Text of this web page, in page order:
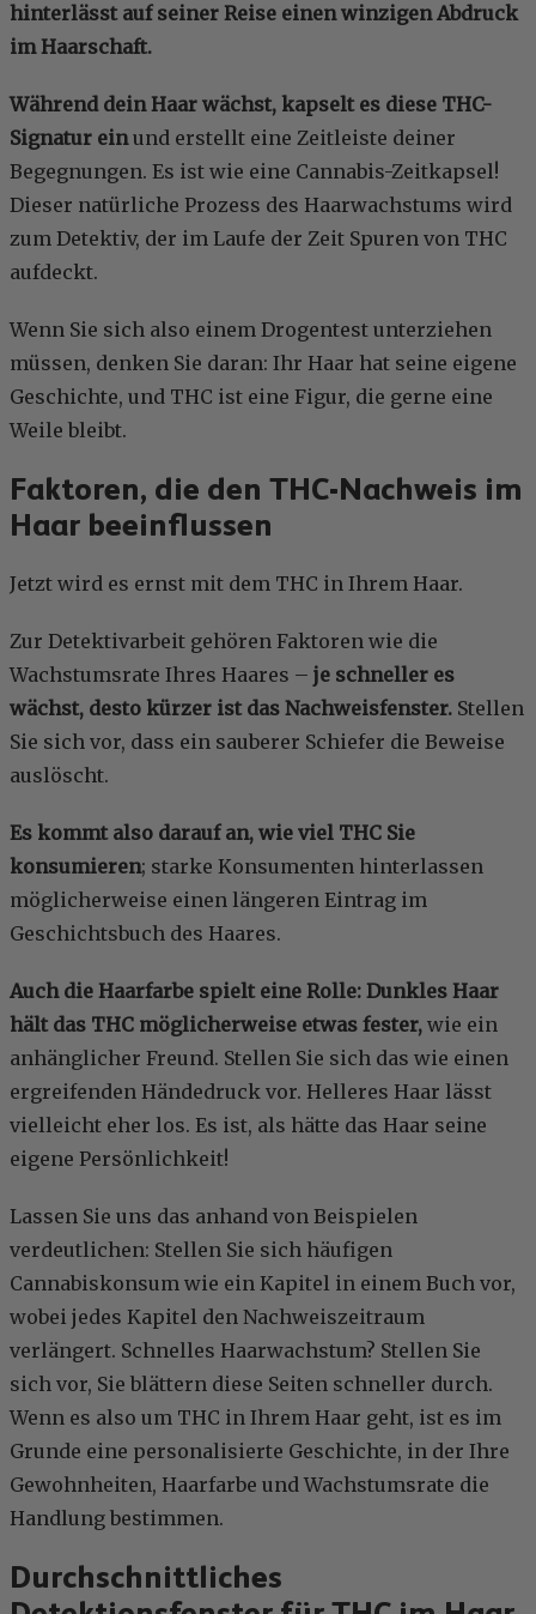
hinterlässt auf seiner Reise einen winzigen Abdruck
im Haarschaft.
Während dein Haar wächst, kapselt es diese THC-
Signatur einund erstellt eine Zeitleiste deiner
Begegnungen. Es ist wie eine Cannabis-Zeitkapsel!
Dieser natürliche Prozess des Haarwachstums wird
zum Detektiv, der im Laufe der Zeit Spuren von THC
aufdeckt.
Wenn Sie sich also einem Drogentest unterziehen
müssen, denken Sie daran: Ihr Haar hat seine eigene
Geschichte, und THC ist eine Figur, die gerne eine
Weile bleibt.
Faktoren, die den THC-Nachweis im
Haar beeinflussen
Jetzt wird es ernst mit dem THC in Ihrem Haar.
Zur Detektivarbeit gehören Faktoren wie die
Wachstumsrate Ihres Haares – je schneller es
wächst, desto kürzer ist das Nachweisfenster. Stellen
Sie sich vor, dass ein sauberer Schiefer die Beweise
auslöscht.
Es kommt also darauf an, wie viel THC Sie
konsumieren; starke Konsumenten hinterlassen
möglicherweise einen längeren Eintrag im
Geschichtsbuch des Haares.
Auch die Haarfarbe spielt eine Rolle: Dunkles Haar
hält das THC möglicherweise etwas fester, wie ein
anhänglicher Freund. Stellen Sie sich das wie einen
ergreifenden Händedruck vor. Helleres Haar lässt
vielleicht eher los. Es ist, als hätte das Haar seine
eigene Persönlichkeit!
Lassen Sie uns das anhand von Beispielen
verdeutlichen: Stellen Sie sich häufigen
Cannabiskonsum wie ein Kapitel in einem Buch vor,
wobei jedes Kapitel den Nachweiszeitraum
verlängert. Schnelles Haarwachstum? Stellen Sie
sich vor, Sie blättern diese Seiten schneller durch.
Wenn es also um THC in Ihrem Haar geht, ist es im
Grunde eine personalisierte Geschichte, in der Ihre
Gewohnheiten, Haarfarbe und Wachstumsrate die
Handlung bestimmen.
Durchschnittliches